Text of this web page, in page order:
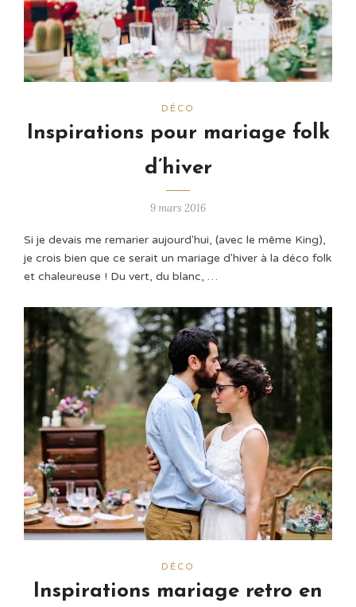
DÉCO
Inspirations pour mariage folk
d’hiver
9 mars 2016
Si je devais me remarier aujourd'hui, (avec le même King),
je crois bien que ce serait un mariage d'hiver à la déco folk
et chaleureuse ! Du vert, du blanc, …
DÉCO
Inspirations mariage retro en